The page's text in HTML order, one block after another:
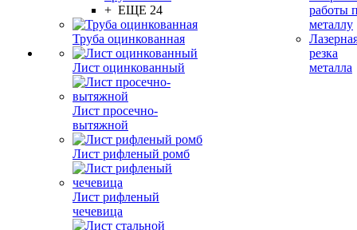
+ ЕЩЕ 24
Труба оцинкованная
Лист оцинкованный
Лист просечно-
вытяжной
Лист рифленый ромб
Лист рифленый
чечевица
работы
металлу
резка
металла